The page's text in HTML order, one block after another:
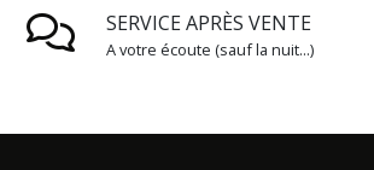
SERVICE APRÈS VENTE
A votre écoute (sauf la nuit...)